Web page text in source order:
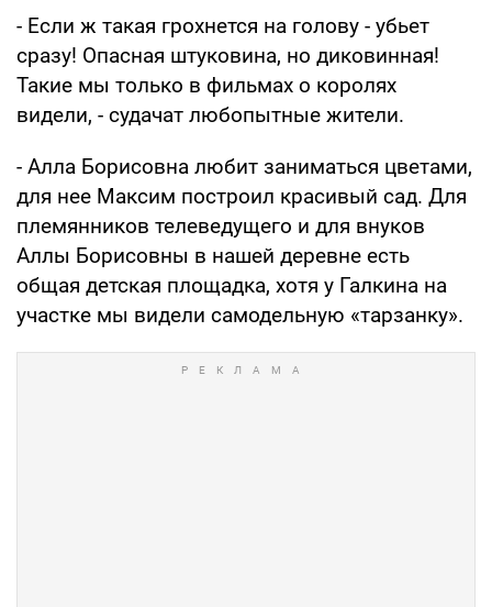
- Если ж такая грохнется на голову - убьет
сразу! Опасная штуковина, но диковинная!
Такие мы только в фильмах о королях
видели, - судачат любопытные жители.
- Алла Борисовна любит заниматься цветами,
для нее Максим построил красивый сад. Для
племянников телеведущего и для внуков
Аллы Борисовны в нашей деревне есть
общая детская площадка, хотя у Галкина на
участке мы видели самодельную «тарзанку».